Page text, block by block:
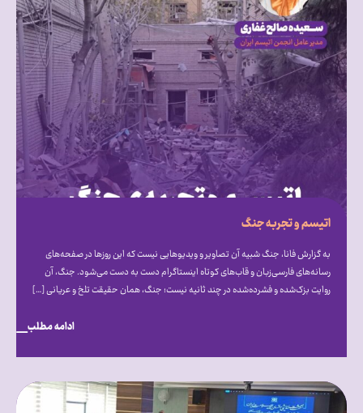
اتیسم و تجربه جنگ
به گزارش فانا، جنگ شبیه آن تصاویر و ویدیوهایی نیست که این روزها در صفحه‌های
رسانه‌های فارسی‌زبان و قاب‌های کوتاه اینستاگرام دست‌ به‌ دست می‌شود. جنگ، آن
روایت بزک‌شده و فشرده‌شده در چند ثانیه نیست؛ جنگ، همان حقیقت تلخ و عریانی […]
ادامه مطلب